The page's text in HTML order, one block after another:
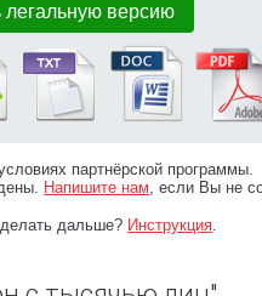
легальную версию
партнёрской программы.
Напишите нам, если Вы не
дальше? Инструкция.